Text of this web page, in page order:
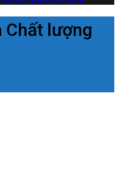
Chất lượng